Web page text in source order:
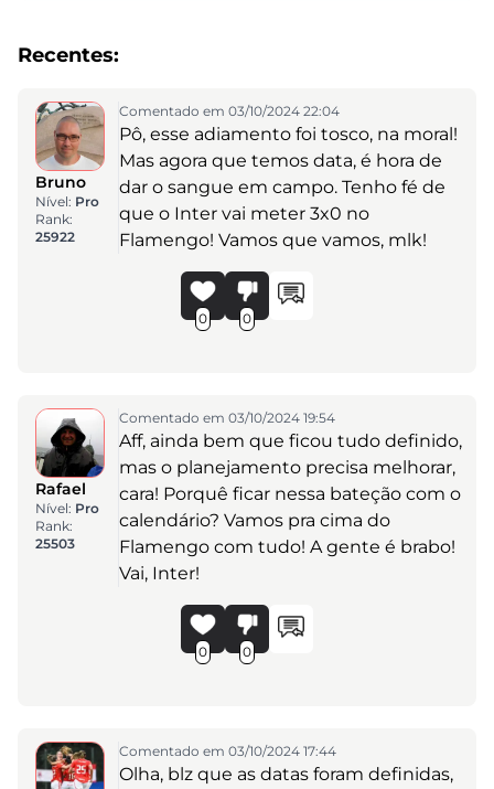
Recentes:
Bruno
Nível: Pro
Rank:
25922
Comentado em 03/10/2024 22:04
Pô, esse adiamento foi tosco, na moral!
Mas agora que temos data, é hora de
dar o sangue em campo. Tenho fé de
que o Inter vai meter 3x0 no
Flamengo! Vamos que vamos, mlk!
0 0
Rafael
Nível: Pro
Rank:
25503
Comentado em 03/10/2024 19:54
Aff, ainda bem que ficou tudo definido,
mas o planejamento precisa melhorar,
cara! Porquê ficar nessa bateção com o
calendário? Vamos pra cima do
Flamengo com tudo! A gente é brabo!
Vai, Inter!
0 0
Comentado em 03/10/2024 17:44
Olha, blz que as datas foram definidas,